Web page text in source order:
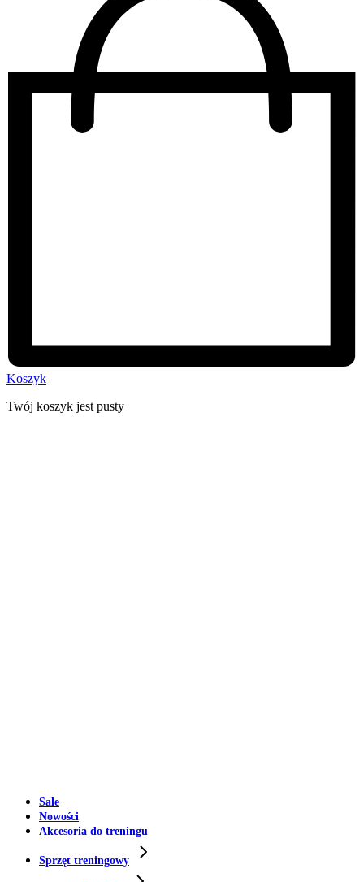
Koszyk
Twój koszyk jest pusty
Sale
Nowości
Akcesoria do treningu
Sprzęt treningowy